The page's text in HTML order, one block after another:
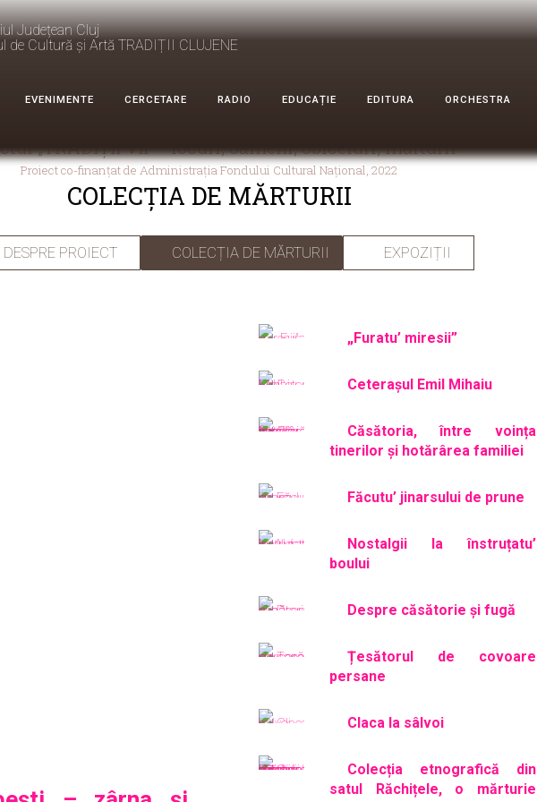
Județean Cluj
de Cultură și Artă TRADIȚII CLUJENE
EVENIMENTE CERCETARE RADIO EDUCAȚIE EDITURA ORCHESTRA
„TRADIȚII VII – locuri, oameni, obiceiuri, mărturii”
Proiect co-finanțat de Administrația Fondului Cultural Național, 2022
COLECȚIA DE MĂRTURII
DESPRE PROIECT COLECȚIA DE MĂRTURII EXPOZIȚII
„Furatu’ miresii”
Ceterașul Emil Mihaiu
Căsătoria, între voința
tinerilor și hotărârea familiei
Făcutu’ jinarsului de prune
Nostalgii la înstruțatu’
boului
Despre căsătorie și fugă
Țesătorul de covoare
persane
Claca la sâlvoi
Colecția etnografică din
satul Răchițele, o mărturie